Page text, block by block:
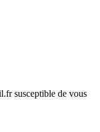
susceptible de vous